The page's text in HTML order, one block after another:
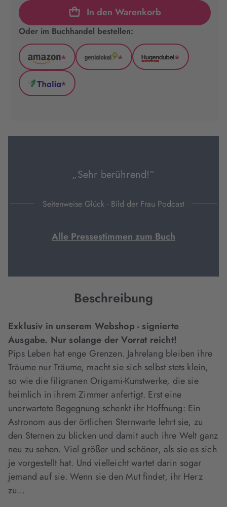
In den Warenkorb
Oder im Buchhandel bestellen:
Amazon
(wird
in
neuem
*
GenialLokal
*
Hugendubel
*
Thalia
Tab
*
„Sehr berührend!“
Seitenweise Glück - Bild der Frau Podcast
Alle Pressestimmen zum Buch
Beschreibung
Exklusiv in unserem Webshop - signierte
Ausgabe. Nur solange der Vorrat reicht!
Pips Leben hat enge Grenzen. Jahrelang bleiben ihre
Träume nur Träume, macht sie sich selbst stets klein,
so wie die filigranen Origami-Kunstwerke, die sie
heimlich in ihrem Zimmer anfertigt. Erst eine
unerwartete Begegnung schenkt ihr Hoffnung: Ein
Astronom aus der örtlichen Sternwarte lehrt sie, zu
den Sternen zu blicken und damit auch ihre Welt ganz
neu zu sehen. Viel größer und schöner, als sie es sich
je vorgestellt hat. Und vielleicht wartet darin sogar
jemand auf sie. Wenn sie den Mut findet, ihr Herz
zu…